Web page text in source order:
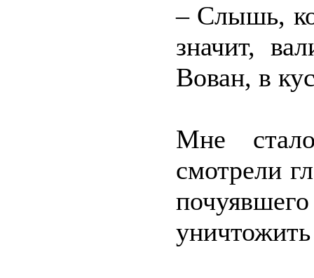
– Слышь,
значит,
Вован, в
Мне
смотрели